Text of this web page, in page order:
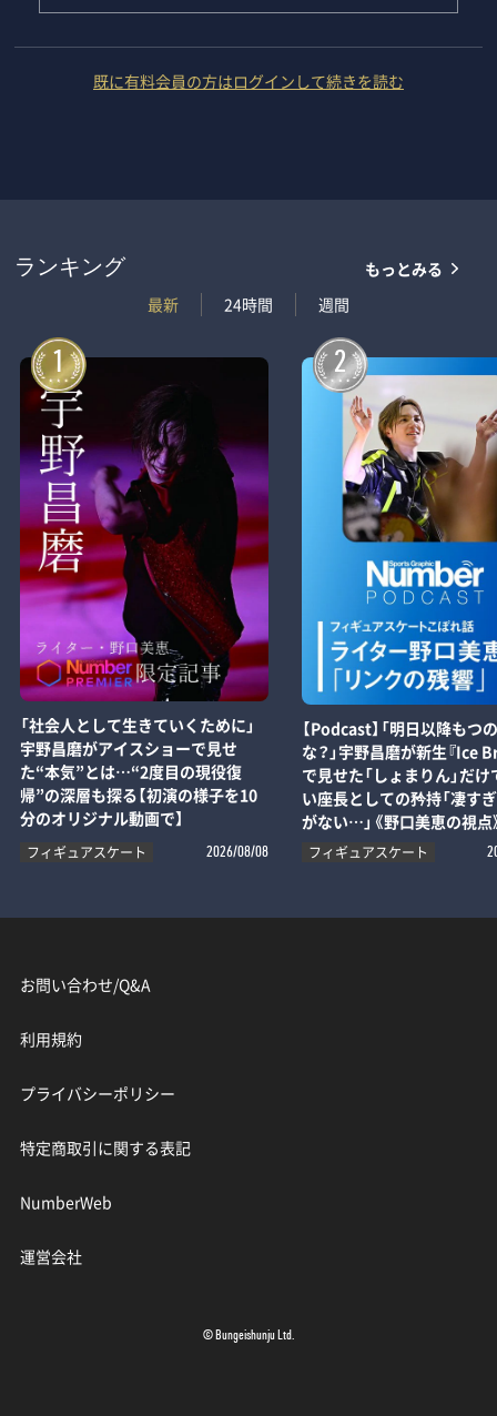
既に有料会員の方はログインして続きを読む
ランキング
最新
24時間 週間
もっとみる
1
「社会人として生きていくために」
宇野昌磨がアイスショーで見せ
た“本気”とは…“2度目の現役復
帰”の深層も探る【初演の様子を10
分のオリジナル動画で】
フィギュアスケート 2026/08/08
2
【Podcast】「明日以降もつ
な？」宇野昌磨が新生『Ice
で見せた「しょまりん」だ
い座長としての矜持「凄す
がない…」《野口美恵の視点
フィギュアスケート
お問い合わせ/Q&A
利用規約
プライバシーポリシー
特定商取引に関する表記
NumberWeb
運営会社
© Bungeishunju Ltd.